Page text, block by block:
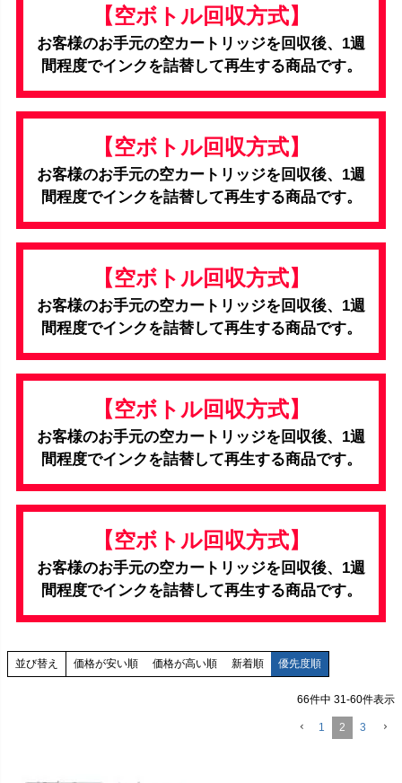
【空ボトル回収方式】
お客様のお手元の空カートリッジを回収後、1週
間程度でインクを詰替して再生する商品です。
【空ボトル回収方式】
お客様のお手元の空カートリッジを回収後、1週
間程度でインクを詰替して再生する商品です。
【空ボトル回収方式】
お客様のお手元の空カートリッジを回収後、1週
間程度でインクを詰替して再生する商品です。
【空ボトル回収方式】
お客様のお手元の空カートリッジを回収後、1週
間程度でインクを詰替して再生する商品です。
【空ボトル回収方式】
お客様のお手元の空カートリッジを回収後、1週
間程度でインクを詰替して再生する商品です。
並び替え 価格が安い順 価格が高い順 新着順 優先度順
66件中 31-60件表示
1 2 3